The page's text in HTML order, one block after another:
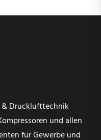
& Drucklufttechnik
und allen
für Gewerbe und